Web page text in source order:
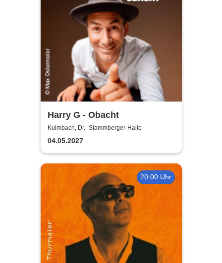
Harry G - Obacht
Kulmbach, Dr.- Stammberger-Halle
04.05.2027
20:00 Uhr